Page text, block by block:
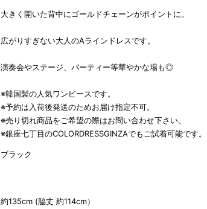
大きく開いた背中にゴールドチェーンがポイントに。
広がりすぎない大人のAラインドレスです。
演奏会やステージ、パーティー等華やかな場も◎
※韓国製の人気ワンピースです。
※予約は入荷後発送のためお届け指定不可。
※売り切れ商品をご希望の際はお問い合わせ下さい。
※銀座七丁目のCOLORDRESSGINZAでもご試着可能です。
ブラック
約135cm (脇丈 約114cm）